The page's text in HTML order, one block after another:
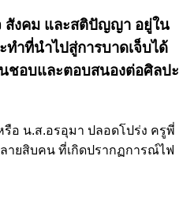
สังคม และสติปัญญา อยู่ใน
ทำที่นำไปสู่การบาดเจ็บได้
ชอบและตอบสนองต่อศิลปะ
รือ น.ส.อรอุมา ปลอดโปร่ง ครูพี่
ายสิบคน ที่เกิดปรากฏการณ์ไฟ